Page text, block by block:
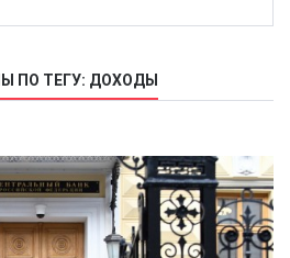
ПО ТЕГУ: ДОХОДЫ